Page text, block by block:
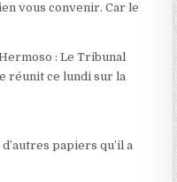
vous convenir. Car le
: Le Tribunal
réunit ce lundi sur la
papiers qu’il a